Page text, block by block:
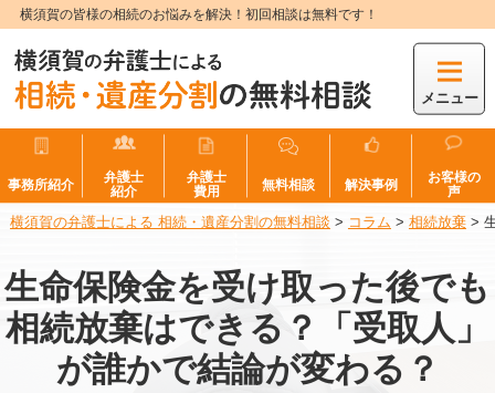
横須賀の皆様の相続のお悩みを解決！初回相談は無料です！
メニュー
事務所紹介
弁護士
紹介
弁護士
費用
無料相談 解決事例
お客様の
声
横須賀の弁護士による 相続・遺産分割の無料相談 > コラム > 相続放棄>
生命保険金を受け取った後でも
相続放棄はできる？「受取人」
が誰かで結論が変わる？